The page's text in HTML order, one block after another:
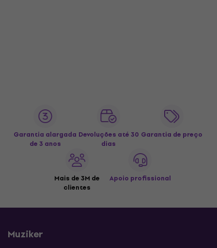
Garantia alargada
de 3 anos
Devoluções até 30
dias
Garantia de preço
Mais de 3M de
clientes
Apoio profissional
Muziker